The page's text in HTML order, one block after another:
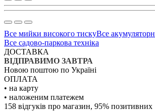
Все мийки високого тискуВсе
Все садово-паркова техніка
ДОСТАВКА
ВІДПРАВИМО ЗАВТРА
Новою поштою по Україні
ОПЛАТА
• на карту
• наложеним платежем
158 відгуків про магазин, 95% позитивних